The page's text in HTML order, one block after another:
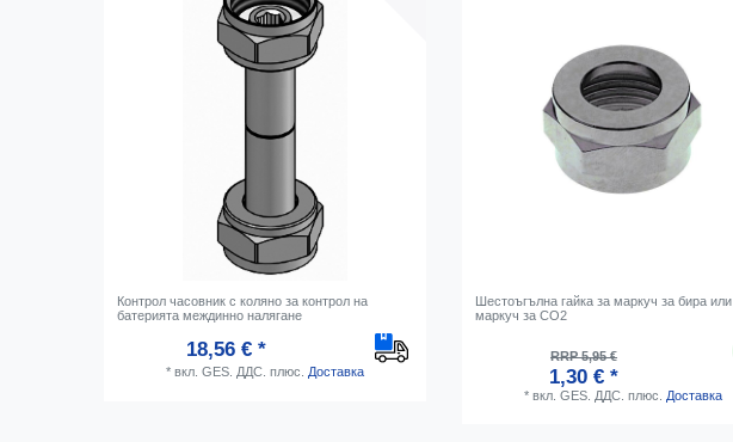
Контрол часовник с коляно за контрол на
батерията междинно налягане
18,56 € *
* вкл. GES. ДДС. плюс. Доставка
Шестоъгълна гайка за маркуч за бира или
маркуч за CO2
RRP 5,95 €
1,30 € *
* вкл. GES. ДДС. плюс. Доставка